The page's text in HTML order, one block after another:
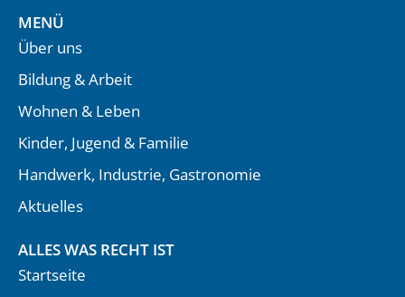
MENÜ
Über uns
Bildung & Arbeit
Wohnen & Leben
Kinder, Jugend & Familie
Handwerk, Industrie, Gastronomie
Aktuelles
ALLES WAS RECHT IST
Startseite